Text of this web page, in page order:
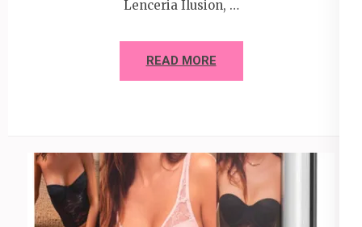
Lenceria Ilusion, …
READ MORE